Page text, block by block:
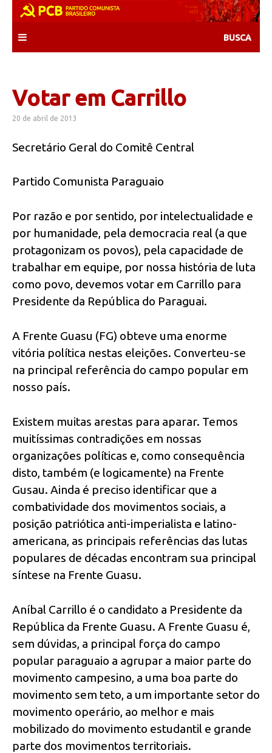
content
Votar em Carrillo
20 de abril de 2013
Secretário Geral do Comitê Central
Partido Comunista Paraguaio
Por razão e por sentido, por intelectualidade e
por humanidade, pela democracia real (a que
protagonizam os povos), pela capacidade de
trabalhar em equipe, por nossa história de luta
como povo, devemos votar em Carrillo para
Presidente da República do Paraguai.
A Frente Guasu (FG) obteve uma enorme
vitória política nestas eleições. Converteu-se
na principal referência do campo popular em
nosso país.
Existem muitas arestas para aparar. Temos
muitíssimas contradições em nossas
organizações políticas e, como consequência
disto, também (e logicamente) na Frente
Gusau. Ainda é preciso identificar que a
combatividade dos movimentos sociais, a
posição patriótica anti-imperialista e latino-
americana, as principais referências das lutas
populares de décadas encontram sua principal
síntese na Frente Guasu.
Aníbal Carrillo é o candidato a Presidente da
República da Frente Guasu. A Frente Guasu é,
sem dúvidas, a principal força do campo
popular paraguaio a agrupar a maior parte do
movimento campesino, a uma boa parte do
movimento sem teto, a um importante setor do
movimento operário, ao melhor e mais
mobilizado do movimento estudantil e grande
parte dos movimentos territoriais.